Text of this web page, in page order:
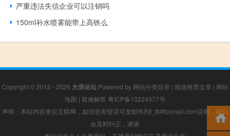
严重违法失信企业可以注销吗
150ml补水喷雾能带上高铁么
Copyright © 2012 - 2026 大浪论坛 Powered by 网站分类目录 | 精选推荐文章 | 网站
地图 | 疑难解答 粤ICP备10224377号
声明：本站内容来自互联网，如信息有错误可发邮件到f_fb#foxmail.com说明，我们
会及时纠正，谢谢